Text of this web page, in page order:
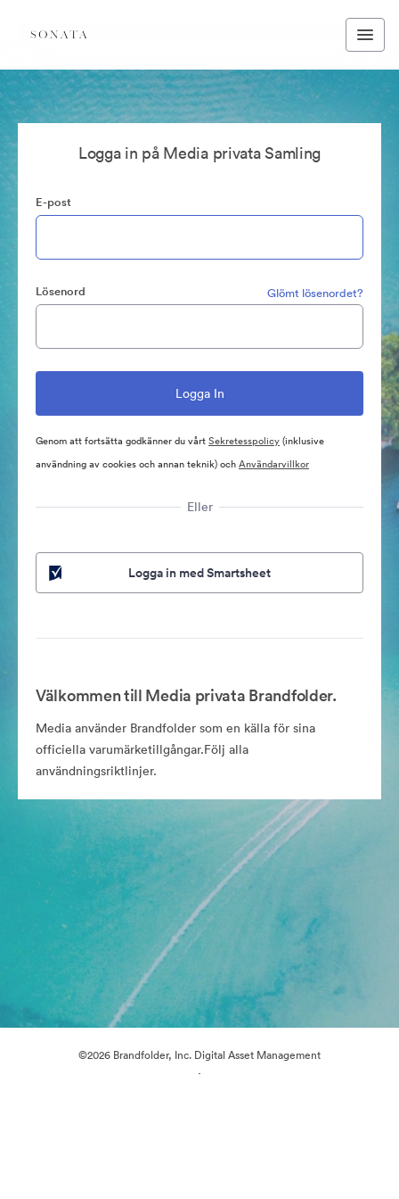
Logga in på Media privata Samling
E-post
Lösenord Glömt lösenordet?
Genom att fortsätta godkänner du vårtSekretesspolicy(inklusive
användning av cookies och annan teknik) ochAnvändarvillkor
Eller
Logga in med Smartsheet
Välkommen till Media privata Brandfolder.
Media använder Brandfolder som en källa för sina
officiella varumärketillgångar.Följ alla
användningsriktlinjer.
©2026 Brandfolder, Inc. Digital Asset Management
·